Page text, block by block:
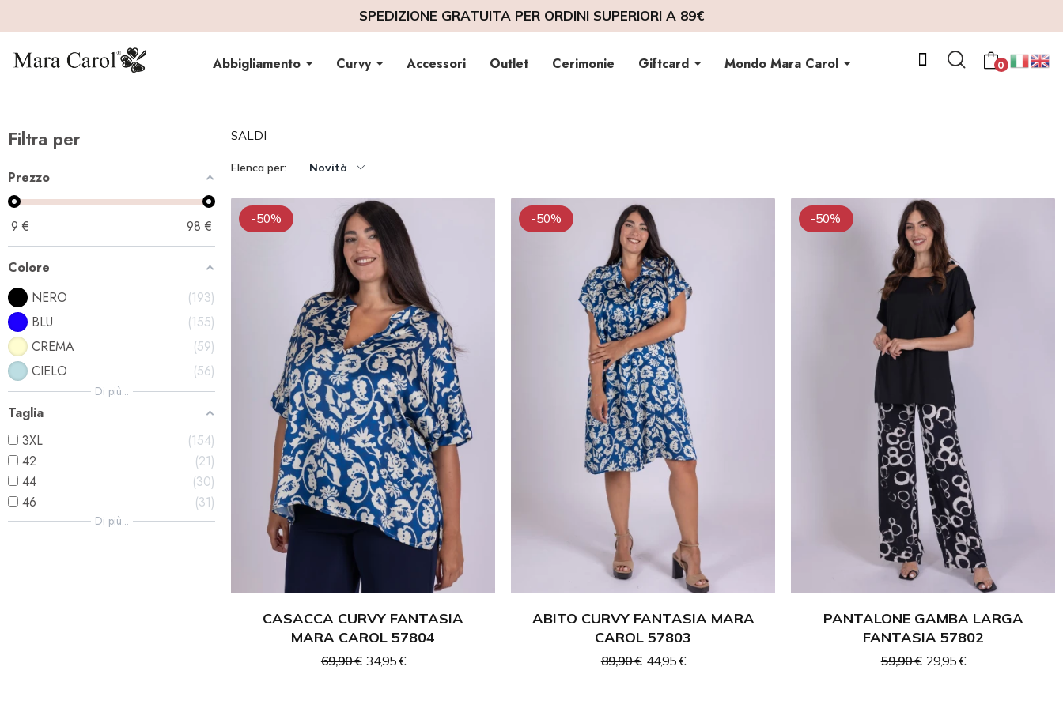
SPEDIZIONE GRATUITA PER ORDINI SUPERIORI A 89€
Abbigliamento Curvy Accessori Outlet Cerimonie Giftcard Mondo Mara Carol 0
Filtra per
Prezzo
9 € 98 €
Colore
NERO
193
BLU
155
CREMA
59
CIELO
56
Di più...
Taglia
3XL
154
42
21
44
30
46
31
Di più...
SALDI
Elenca per: Novità
-50%
CASACCA CURVY FANTASIA
MARA CAROL 57804
69,90 € 34,95 €
-50%
ABITO CURVY FANTASIA MARA
CAROL 57803
89,90 € 44,95 €
-50%
PANTALONE GAMBA LARGA
FANTASIA 57802
59,90 € 29,95 €